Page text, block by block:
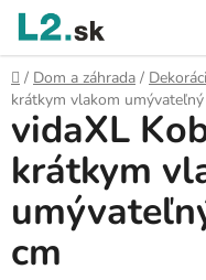
Prejsť
obsah
Domov
/ Dom a záhrada /
krátkym vlakom
vidaXL
krátkym
cm